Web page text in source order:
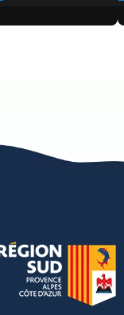
▶